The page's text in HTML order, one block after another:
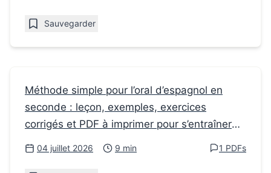
Sauvegarder
Fiches de révision
Quelle méthode pour la Compréhension
Orale en Espagnol en seconde ?
Méthode simple pour l’oral d’espagnol en
seconde : leçon, exemples, exercices
corrigés et PDF à imprimer pour s’entraîner
efficacement.
04 juillet 2026 9 min 1 PDFs